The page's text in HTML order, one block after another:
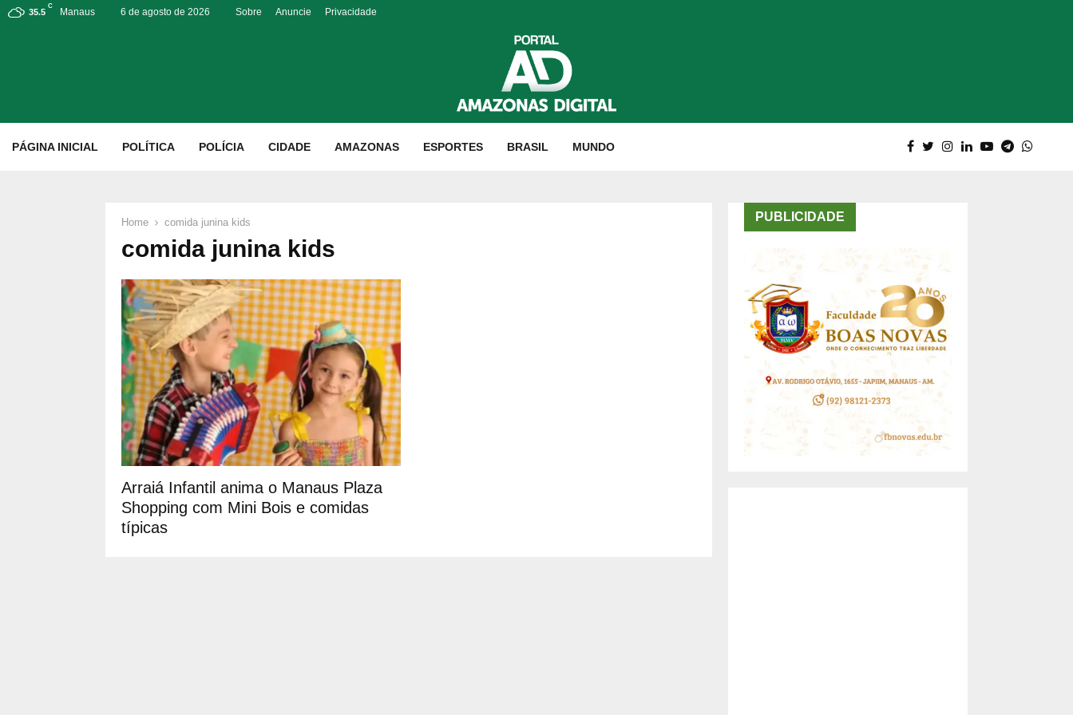
35.5
C
Manaus 6 de agosto de 2026 Sobre Anuncie Privacidade
PÁGINA INICIAL POLÍTICA POLÍCIA CIDADE AMAZONAS ESPORTES BRASIL MUNDO
Home comida junina kids
comida junina kids
Arraiá Infantil anima o Manaus Plaza
Shopping com Mini Bois e comidas
típicas
PUBLICIDADE